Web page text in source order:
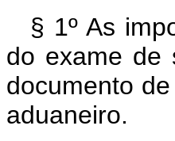
§ 1º As
do exame de
documento
aduaneiro.